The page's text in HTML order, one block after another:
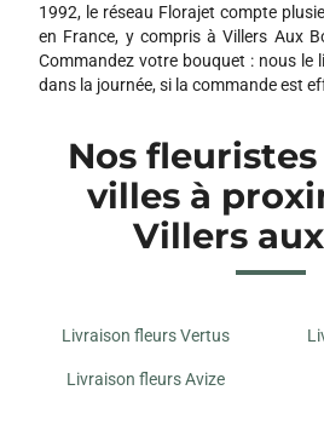
1992, le réseau Florajet compte
en France, y compris à Villers Aux
Commandez votre bouquet : nous le
dans la journée, si la commande est
Nos
villes à
Villers
Livraison fleurs Vertus
Livraison fleurs Avize